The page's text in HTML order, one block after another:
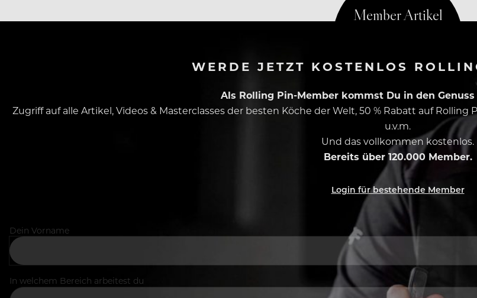
WERDE JETZT KOSTENLOS
Als Rolling Pin-Member kommst Du in den
Zugriff auf alle Artikel, Videos & Masterclasses der besten Köche der Welt, 50 % Rabatt auf
u.v.m.
Und das vollkommen kostenlos.
Bereits über 120.000 Member.
Login für bestehende Member
Dein Vorname
In welchem Bereich arbeitest du